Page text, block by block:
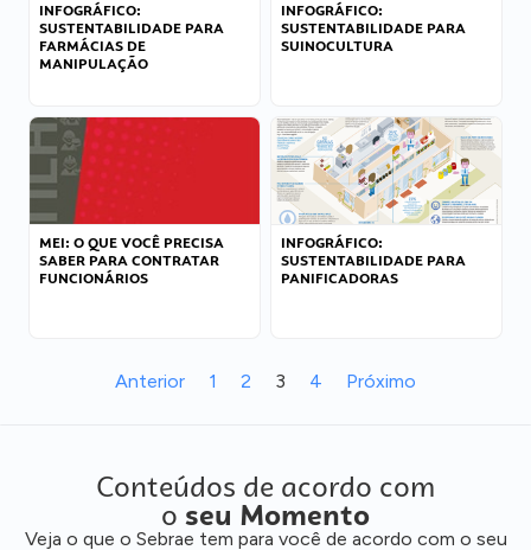
INFOGRÁFICO:
SUSTENTABILIDADE PARA
FARMÁCIAS DE
MANIPULAÇÃO
INFOGRÁFICO:
SUSTENTABILIDADE PARA
SUINOCULTURA
MEI: O QUE VOCÊ PRECISA
SABER PARA CONTRATAR
FUNCIONÁRIOS
INFOGRÁFICO:
SUSTENTABILIDADE PARA
PANIFICADORAS
Anterior 1 2 3 4 Próximo
Conteúdos de acordo com
o seu Momento
Veja o que o Sebrae tem para você de acordo com o seu